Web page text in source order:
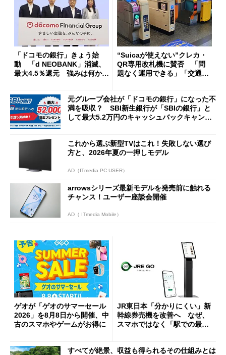
「ドコモの銀行」きょう始
動 「d NEOBANK」消滅、
最大4.5％還元 強みは何か解
“Suicaが使えない”クレカ・
QR専用改札機に賛否 「問
題なく運用できる」「交通系I
元グループ会社が「ドコモの銀行」になった不
満を吸収？ SBI新生銀行が「SBIの銀行」と
して最大5.2万円のキャッシュバックキャンペ
これから選ぶ新型TVはこれ！失敗しない選び
方と、2026年夏の一押しモデル
AD（ITmedia PC USER）
arrowsシリーズ最新モデルを発売前に触れる
チャンス！ユーザー座談会開催
AD（ ITmedia Mobile）
ゲオが「ゲオのサマーセール
2026」を8月8日から開催、中
古のスマホやゲームがお得に
JR東日本「分かりにくい」新
幹線券売機を改善へ なぜ、
スマホではなく「駅での最短
すべてが絶景、収益も得られるその仕組みとは